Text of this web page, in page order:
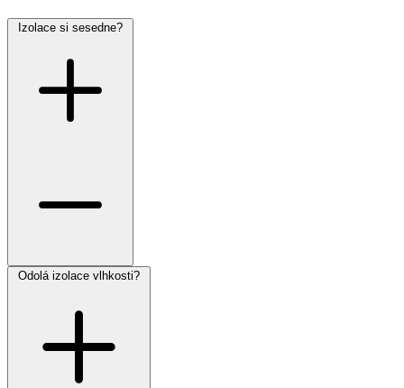
Izolace si sesedne?
Odolá izolace vlhkosti?